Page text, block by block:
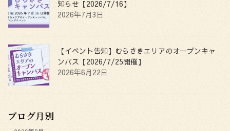
知らせ【2026/7/16】
2026年7月3日
【イベント告知】むらさきエリアのオープンキャ
ンパス【2026/7/25開催】
2026年6月22日
ブログ月別